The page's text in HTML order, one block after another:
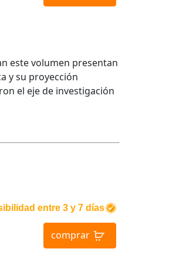
este volumen presentan
y su proyección
el eje de investigación
entre 3 y 7 días
comprar